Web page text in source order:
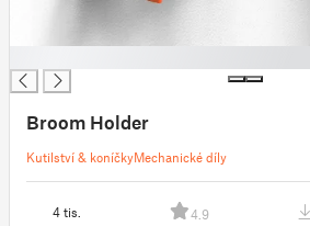
Broom Holder
Kutilství & koníčkyMechanické díly
4 tis. 4.9